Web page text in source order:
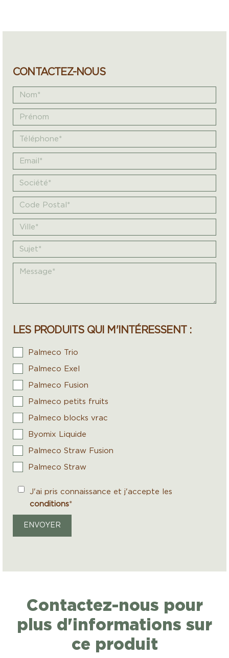
CONTACTEZ-NOUS
LES PRODUITS QUI M'INTÉRESSENT :
Palmeco Trio
Palmeco Exel
Palmeco Fusion
Palmeco petits fruits
Palmeco blocks vrac
Byomix Liquide
Palmeco Straw Fusion
Palmeco Straw
J'ai pris connaissance et j'accepte les
conditions*
ENVOYER
Contactez-nous pour
plus d'informations sur
ce produit